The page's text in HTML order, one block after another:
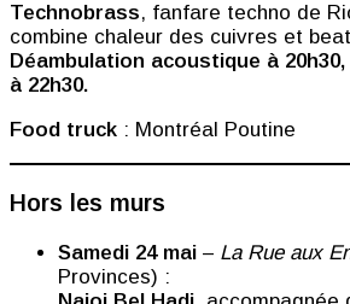
Technobrass, fanfare techno de
combine chaleur des cuivres et
Déambulation acoustique à
à 22h30.
Food truck : Montréal Poutine
Hors les murs
Samedi 24 mai – La Rue aux
Provinces) :